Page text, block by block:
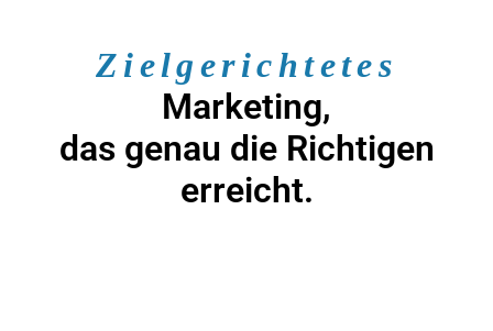
Zielgerichtetes
Marketing,
das genau die Richtigen
erreicht.